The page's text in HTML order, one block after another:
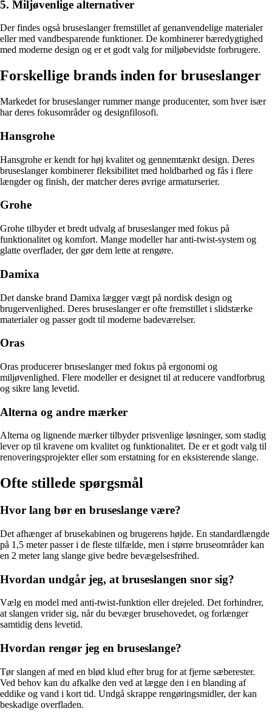
5. Miljøvenlige alternativer
Der findes også bruseslanger fremstillet af genanvendelige materialer
eller med vandbesparende funktioner. De kombinerer bæredygtighed
med moderne design og er et godt valg for miljøbevidste forbrugere.
Forskellige brands inden for bruseslanger
Markedet for bruseslanger rummer mange producenter, som hver især
har deres fokusområder og designfilosofi.
Hansgrohe
Hansgrohe er kendt for høj kvalitet og gennemtænkt design. Deres
bruseslanger kombinerer fleksibilitet med holdbarhed og fås i flere
længder og finish, der matcher deres øvrige armaturserier.
Grohe
Grohe tilbyder et bredt udvalg af bruseslanger med fokus på
funktionalitet og komfort. Mange modeller har anti-twist-system og
glatte overflader, der gør dem lette at rengøre.
Damixa
Det danske brand Damixa lægger vægt på nordisk design og
brugervenlighed. Deres bruseslanger er ofte fremstillet i slidstærke
materialer og passer godt til moderne badeværelser.
Oras
Oras producerer bruseslanger med fokus på ergonomi og
miljøvenlighed. Flere modeller er designet til at reducere vandforbrug
og sikre lang levetid.
Alterna og andre mærker
Alterna og lignende mærker tilbyder prisvenlige løsninger, som stadig
lever op til kravene om kvalitet og funktionalitet. De er et godt valg til
renoveringsprojekter eller som erstatning for en eksisterende slange.
Ofte stillede spørgsmål
Hvor lang bør en bruseslange være?
Det afhænger af brusekabinen og brugerens højde. En standardlængde
på 1,5 meter passer i de fleste tilfælde, men i større bruseområder kan
en 2 meter lang slange give bedre bevægelsesfrihed.
Hvordan undgår jeg, at bruseslangen snor sig?
Vælg en model med anti-twist-funktion eller drejeled. Det forhindrer,
at slangen vrider sig, når du bevæger brusehovedet, og forlænger
samtidig dens levetid.
Hvordan rengør jeg en bruseslange?
Tør slangen af med en blød klud efter brug for at fjerne sæberester.
Ved behov kan du afkalke den ved at lægge den i en blanding af
eddike og vand i kort tid. Undgå skrappe rengøringsmidler, der kan
beskadige overfladen.